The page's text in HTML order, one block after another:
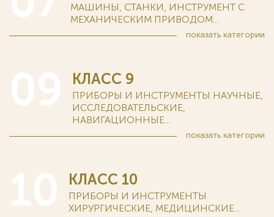
МАШИНЫ, СТАНКИ, ИНСТРУМЕНТ С
МЕХАНИЧЕСКИМ ПРИВОДОМ...
показать категории
КЛАСС 9
ПРИБОРЫ И ИНСТРУМЕНТЫ НАУЧНЫЕ,
ИССЛЕДОВАТЕЛЬСКИЕ,
НАВИГАЦИОННЫЕ...
показать категории
КЛАСС 10
ПРИБОРЫ И ИНСТРУМЕНТЫ
ХИРУРГИЧЕСКИЕ, МЕДИЦИНСКИЕ...